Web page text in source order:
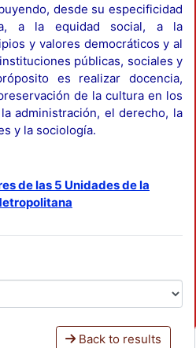
desde su especificidad
a la equidad social, a la
y valores democráticos y al
públicas, sociales y
es realizar docencia,
de la cultura en los
administración, el derecho, la
y la sociología.
de las 5 Unidades de la
Back to results